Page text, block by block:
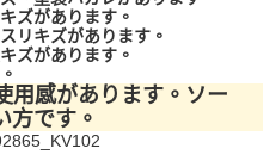
ズがあります。
リキズがあります。
ズがあります。
用感があります。ソー
方です。